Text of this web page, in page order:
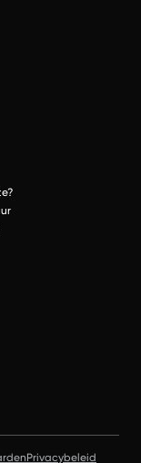
Privacybeleid